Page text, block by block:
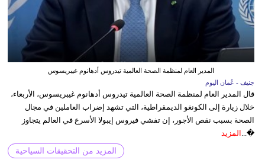
المدير العام لمنظمة الصحة العالمية تيدروس أدهانوم غيبريسوس
جنيف - عُمان اليوم
قال المدير العام لمنظمة الصحة العالمية تيدروس أدهانوم غيبريسوس، الأربعاء،
خلال زيارة إلى الكونغو الديمقراطية، التي تشهد إضراب العاملين في مجال
الصحة بسبب نقص الأجور، إن تفشي فيروس إيبولا الأسرع في العالم يتجاوز
�...
المزيد
المزيد من التحقيقات السياحية